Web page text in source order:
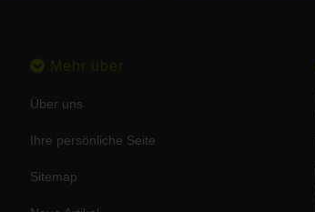
Mehr über
Über uns
Ihre persönliche Seite
Sitemap